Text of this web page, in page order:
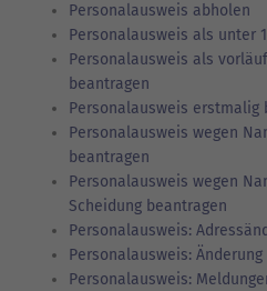
Personalausweis abholen
Personalausweis als unter
Personalausweis als
beantragen
Personalausweis erstmalig
Personalausweis wegen
beantragen
Personalausweis wegen
Scheidung beantragen
Personalausweis:
Personalausweis:
Personalausweis: